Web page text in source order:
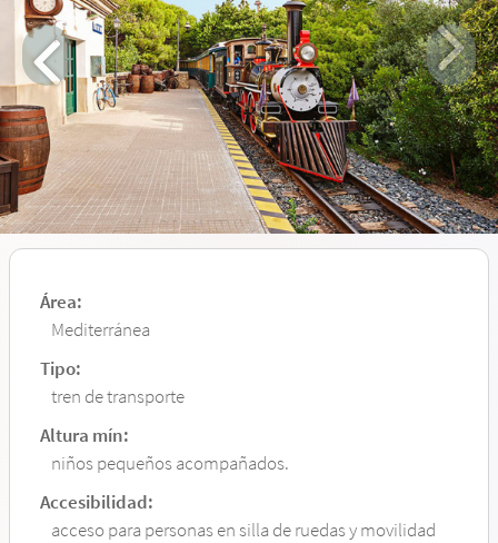
Área:
Mediterránea
Tipo:
tren de transporte
Altura mín:
niños pequeños acompañados.
Accesibilidad:
acceso para personas en silla de ruedas y movilidad